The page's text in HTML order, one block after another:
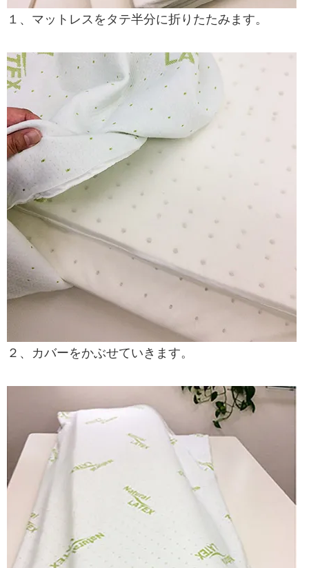
１、マットレスをタテ半分に折りたたみます。
２、カバーをかぶせていきます。